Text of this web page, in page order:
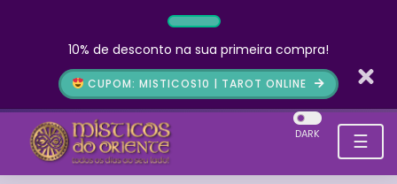
10% de desconto na sua primeira compra!
CUPOM: MISTICOS10 | TAROT ONLINE
☰
DARK